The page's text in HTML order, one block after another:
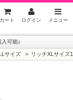
カート ログイン メニュー
入可能♪
サイズ リッチXLサイ